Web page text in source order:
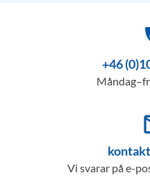
+46
Vi svarar på e-